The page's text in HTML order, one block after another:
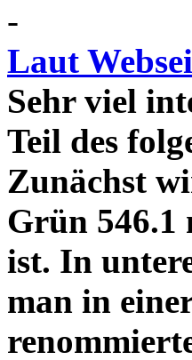
-
Laut
Sehr viel
Teil des
Zunächst
Grün 546.1
ist. In
man in